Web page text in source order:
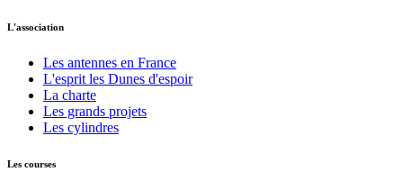
L'association
Les antennes en France
L'esprit les Dunes d'espoir
La charte
Les grands projets
Les cylindres
Les courses